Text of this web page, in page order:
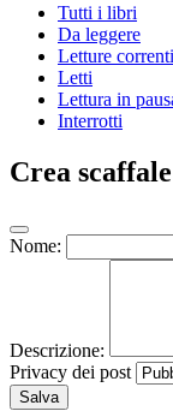
Tutti i libri
Da leggere
Letture correnti
Letti
Lettura in
Interrotti
Crea scaffale
Nome:
Descrizione:
Privacy dei post
Salva